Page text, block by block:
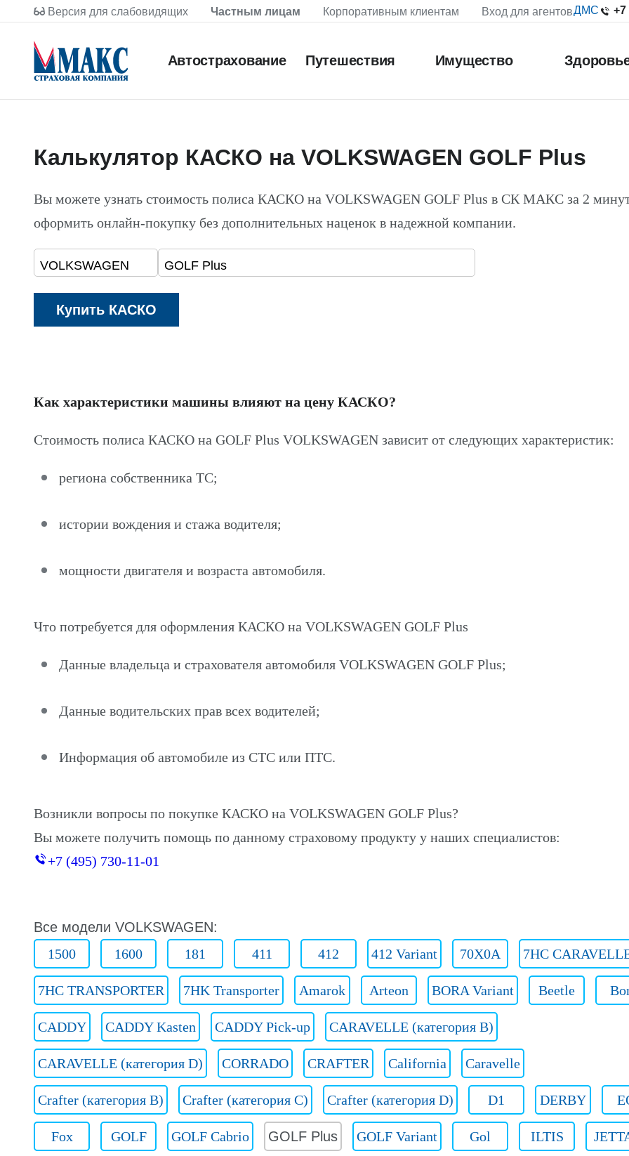
Версия для слабовидящих Частным лицам Корпоративным клиентам Вход для агентовДМС +7
Автострахование Путешествия Имущество
Калькулятор КАСКО на VOLKSWAGEN GOLF Plus
Вы можете узнать стоимость полиса КАСКО на VOLKSWAGEN GOLF Plus в СК МАКС за 2
оформить онлайн-покупку без дополнительных наценок в надежной компании.
Как характеристики машины влияют на цену КАСКО?
Стоимость полиса КАСКО на GOLF Plus VOLKSWAGEN зависит от следующих характеристик:
региона собственника ТС;
истории вождения и стажа водителя;
мощности двигателя и возраста автомобиля.
Что потребуется для оформления КАСКО на VOLKSWAGEN GOLF Plus
Данные владельца и страхователя автомобиля VOLKSWAGEN GOLF Plus;
Данные водительских прав всех водителей;
Информация об автомобиле из СТС или ПТС.
Возникли вопросы по покупке КАСКО на VOLKSWAGEN GOLF Plus?
Вы можете получить помощь по данному страховому продукту у наших специалистов:
+7 (495) 730-11-01
Все модели VOLKSWAGEN:
1500
1600 181 411 412 412 Variant 70X0A 7HC
7HC TRANSPORTER 7HK Transporter Amarok Arteon BORA Variant Beetle
CADDY CADDY Kasten CADDY Pick-up CARAVELLE (категория B)
CARAVELLE (категория D) CORRADO CRAFTER California Caravelle
Crafter (категория B) Crafter (категория C) Crafter (категория D) D1 DERBY
Fox GOLF GOLF Cabrio GOLF Plus GOLF Variant Gol ILTIS